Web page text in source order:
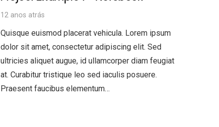
12 anos atrás
Quisque euismod placerat vehicula. Lorem ipsum
dolor sit amet, consectetur adipiscing elit. Sed
ultricies aliquet augue, id ullamcorper diam feugiat
at. Curabitur tristique leo sed iaculis posuere.
Praesent faucibus elementum…